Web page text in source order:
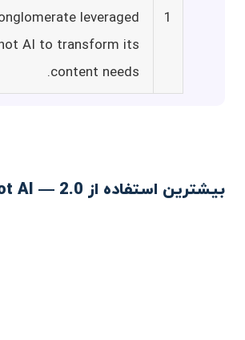
1
leveraged
AI to transform its
content needs.
بیشترین استفاده از LongShot AI — 2.0